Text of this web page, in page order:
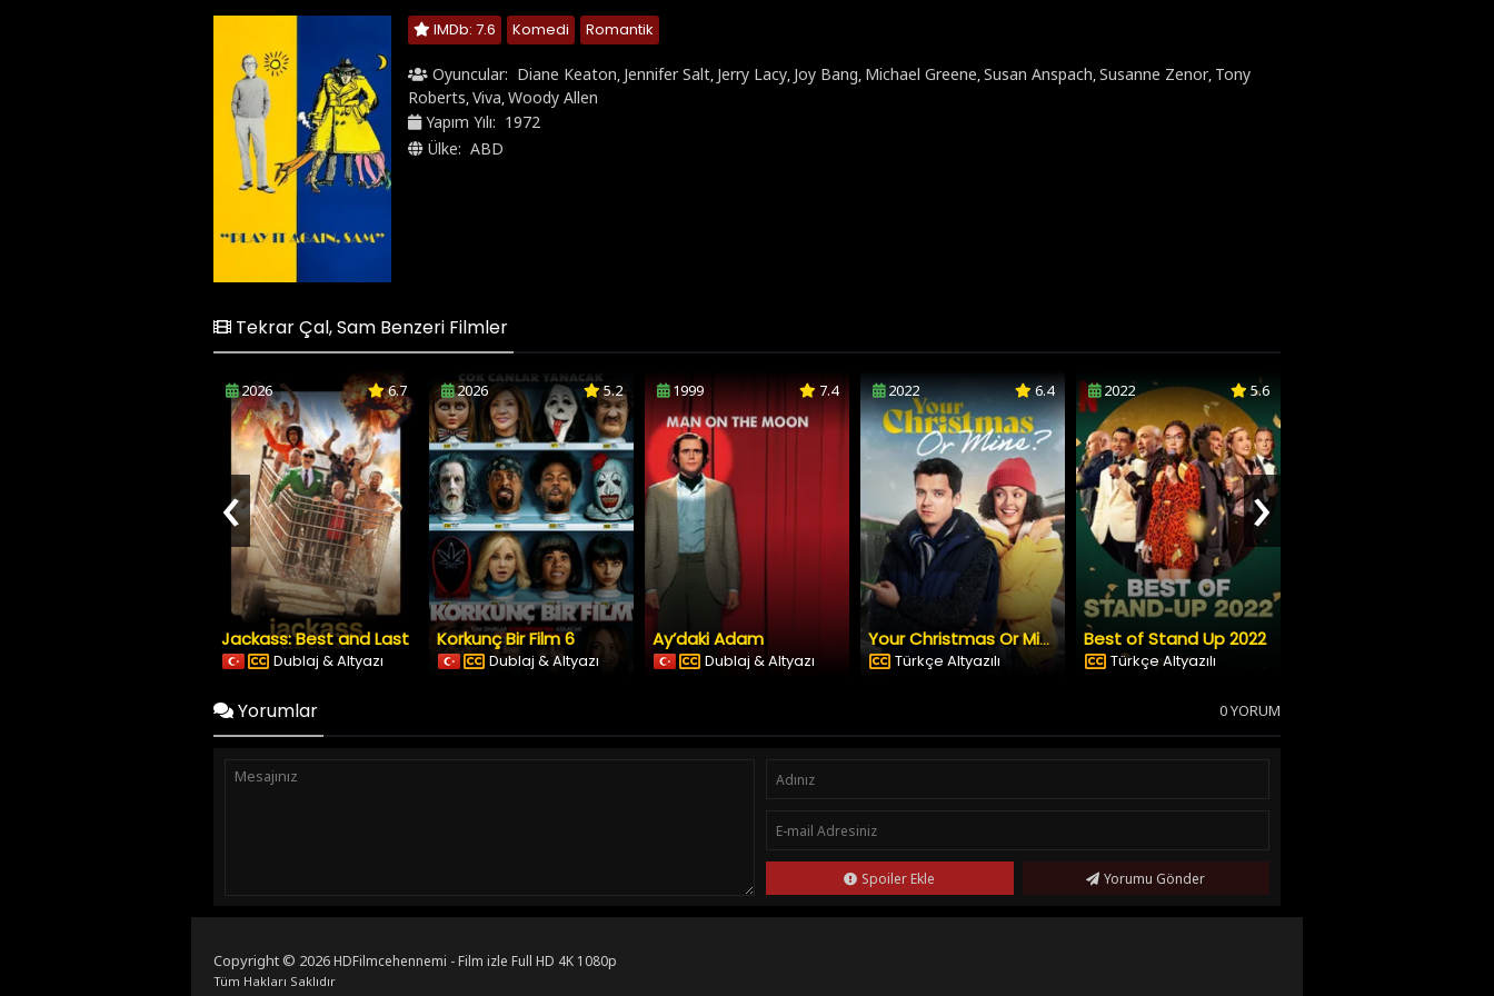
IMDb: 7.6 Komedi Romantik
Oyuncular: Diane Keaton, Jennifer Salt, Jerry Lacy, Joy Bang, Michael Greene,Susan Anspach,Susanne Zenor, Tony
Roberts,Viva,Woody Allen
Yapım Yılı: 1972
Ülke: ABD
Tekrar Çal, Sam Benzeri Filmler
2026 6.7
Jackass: Best and Last
Dublaj & Altyazı
2026 5.2
Korkunç Bir Film 6
Dublaj & Altyazı
1999 7.4
Ay’daki Adam
Dublaj & Altyazı
2022 6.4
Your Christmas Or Mine?
Türkçe Altyazılı
2022 5.6
Best of Stand Up 2022
Türkçe Altyazılı
‹ ›
Yorumlar 0 YORUM
Spoiler Ekle Yorumu Gönder
Copyright © 2026HDFilmcehennemi - Film izle Full HD 4K 1080p
Tüm Hakları Saklıdır